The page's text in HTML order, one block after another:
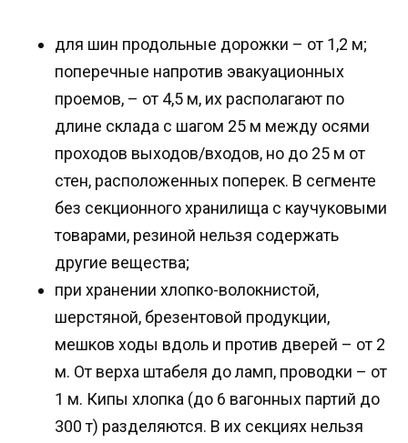
для шин продольные дорожки – от 1,2 м;
поперечные напротив эвакуационных
проемов, – от 4,5 м, их располагают по
длине склада с шагом 25 м между осями
проходов выходов/входов, но до 25 м от
стен, расположенных поперек. В сегменте
без секционного хранилища с каучуковыми
товарами, резиной нельзя содержать
другие вещества;
при хранении хлопко-волокнистой,
шерстяной, брезентовой продукции,
мешков ходы вдоль и против дверей – от 2
м. От верха штабеля до ламп, проводки – от
1 м. Кипы хлопка (до 6 вагонных партий до
300 т) разделяются. В их секциях нельзя